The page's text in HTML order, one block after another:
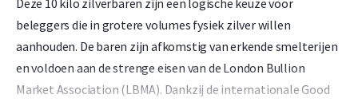
Deze 10 kilo zilverbaren zijn een logische keuze voor
beleggers die in grotere volumes fysiek zilver willen
aanhouden. De baren zijn afkomstig van erkende smelterijen
en voldoen aan de strenge eisen van de London Bullion
Market Association (LBMA). Dankzij de internationale Good